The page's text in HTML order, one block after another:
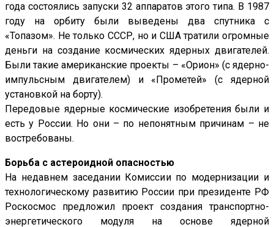
года состоялись запуски 32 аппаратов этого типа. В 1987
году на орбиту были выведены два спутника с
«Топазом». Не только СССР, но и США тратили огромные
деньги на создание космических ядерных двигателей.
Были такие американские проекты – «Орион» (с ядерно-
импульсным двигателем) и «Прометей» (с ядерной
установкой на борту).
Передовые ядерные космические изобретения были и
есть у России. Но они – по непонятным причинам – не
востребованы.
Борьба с астероидной опасностью
На недавнем заседании Комиссии по модернизации и
технологическому развитию России при президенте РФ
Роскосмос предложил проект создания транспортно-
энергетического модуля на основе ядерной